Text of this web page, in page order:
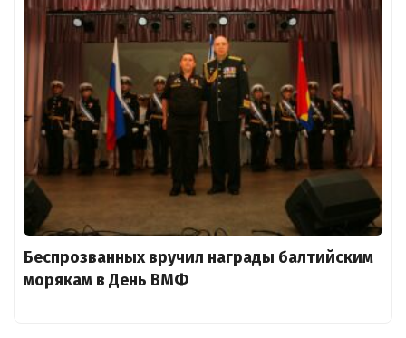
Беспрозванных вручил награды балтийским
морякам в День ВМФ